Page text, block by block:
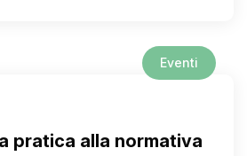
Eventi
pratica alla normativa